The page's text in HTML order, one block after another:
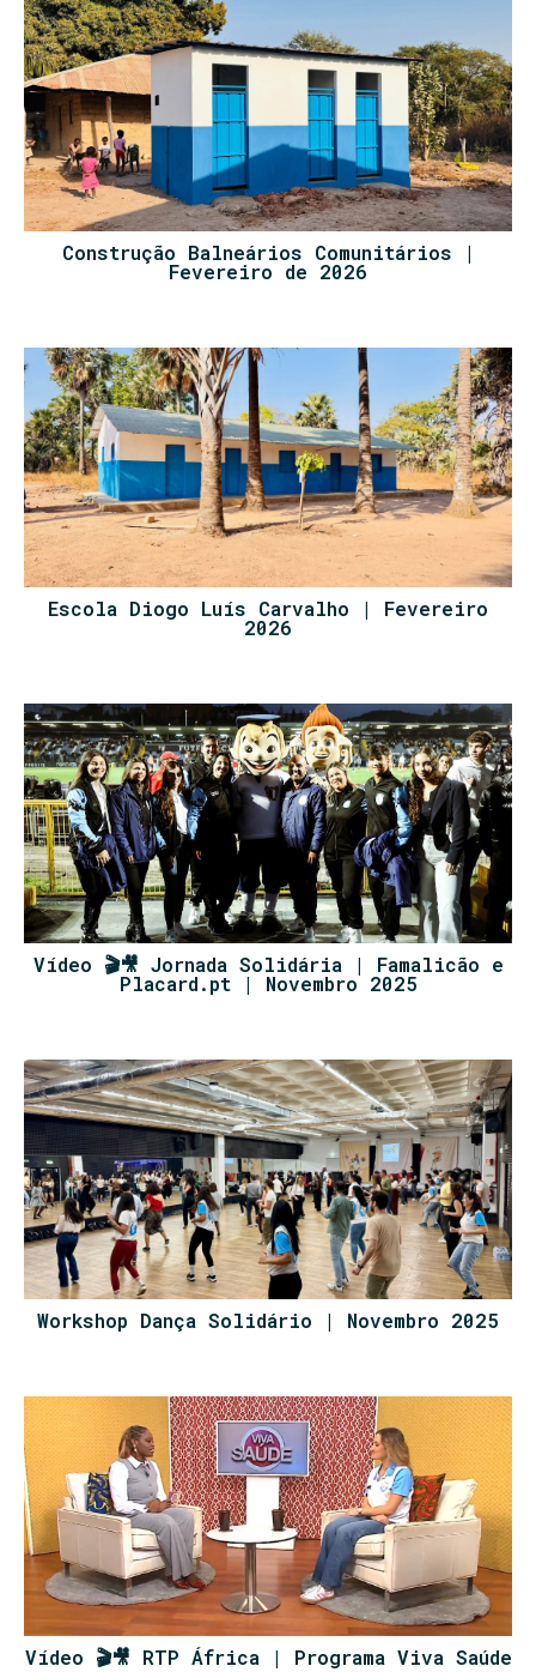
Construção Balneários Comunitários |
Fevereiro de 2026
Escola Diogo Luís Carvalho | Fevereiro
2026
Vídeo 🎬🎥 Jornada Solidária | Famalicão e
Placard.pt | Novembro 2025
Workshop Dança Solidário | Novembro 2025
Vídeo 🎬🎥 RTP África | Programa Viva Saúde